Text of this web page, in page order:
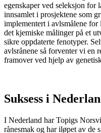
egenskaper ved seleksjon for
innsamlet i prosjektene som
implementert i avlsmålene
det kjemiske målinger på et
sikre oppdaterte fenotyper.
avlsrånene så forventer vi en
framover ved hjelp av
Suksess i
I Nederland har Topigs
rånesmak og har iløpet av de